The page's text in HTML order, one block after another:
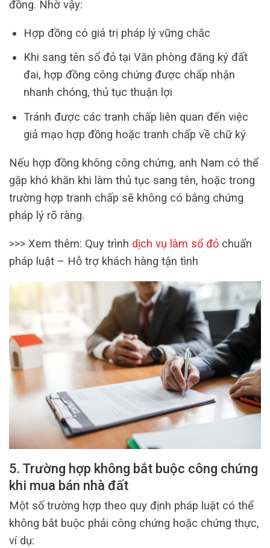
đồng. Nhờ vậy:
Hợp đồng có giá trị pháp lý vững chắc
Khi sang tên sổ đỏ tại Văn phòng đăng ký đất
đai, hợp đồng công chứng được chấp nhận
nhanh chóng, thủ tục thuận lợi
Tránh được các tranh chấp liên quan đến việc
giả mạo hợp đồng hoặc tranh chấp về chữ ký
Nếu hợp đồng không công chứng, anh Nam có thể
gặp khó khăn khi làm thủ tục sang tên, hoặc trong
trường hợp tranh chấp sẽ không có bằng chứng
pháp lý rõ ràng.
>>> Xem thêm: Quy trình dịch vụ làm sổ đỏ chuẩn
pháp luật – Hỗ trợ khách hàng tận tình
5. Trường hợp không bắt buộc công chứng
khi mua bán nhà đất
Một số trường hợp theo quy định pháp luật có thể
không bắt buộc phải công chứng hoặc chứng thực,
ví dụ: